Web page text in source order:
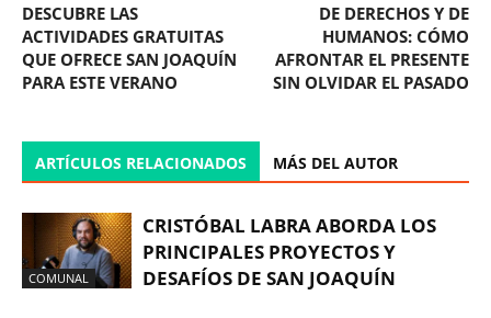
DESCUBRE LAS
ACTIVIDADES GRATUITAS
QUE OFRECE SAN JOAQUÍN
PARA ESTE VERANO
DE DERECHOS Y DE
HUMANOS: CÓMO
AFRONTAR EL PRESENTE
SIN OLVIDAR EL PASADO
ARTÍCULOS RELACIONADOS MÁS DEL AUTOR
COMUNAL
CRISTÓBAL LABRA ABORDA LOS
PRINCIPALES PROYECTOS Y
DESAFÍOS DE SAN JOAQUÍN